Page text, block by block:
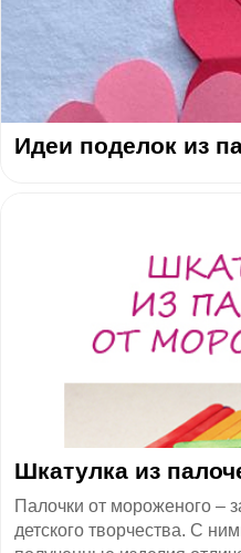
Идеи поделок из
Шкатулка из
Палочки от мороженого –
детского творчества. С